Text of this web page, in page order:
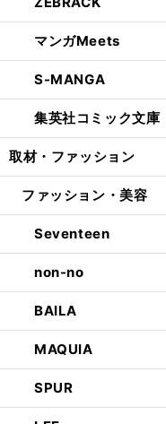
マンガMeets
S-MANGA
集英社コミック文庫
取材・ファッション
ファッション・美容
Seventeen
non-no
BAILA
MAQUIA
SPUR